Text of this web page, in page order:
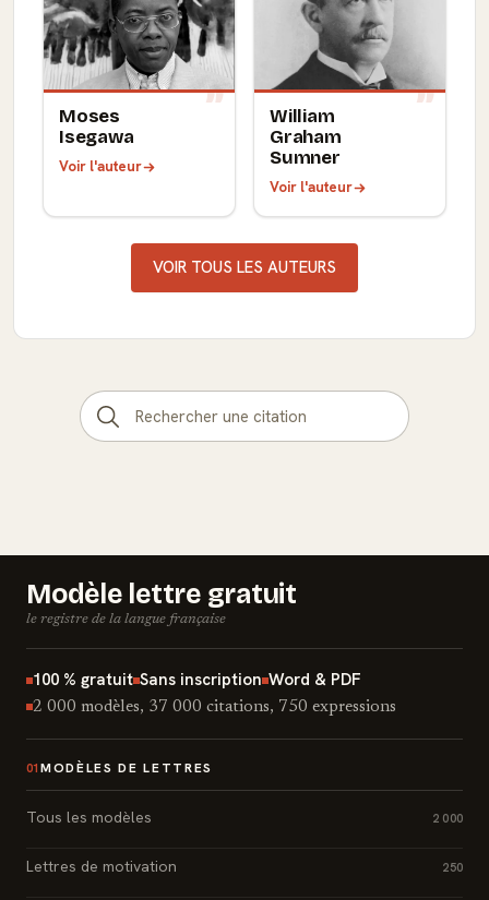
Moses
Isegawa
Voir l'auteur
William
Graham
Sumner
Voir l'auteur
VOIR TOUS LES AUTEURS
Modèle lettre gratuit
le registre de la langue française
100 % gratuit Sans inscription Word & PDF
2 000 modèles, 37 000 citations, 750 expressions
01 MODÈLES DE LETTRES
Tous les modèles 2 000
Lettres de motivation 250